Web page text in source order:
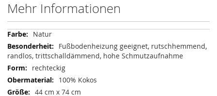
Mehr Informationen
Mehr
Informationen
Natur
Fußbodenheizung geeignet, rutschhemmend,
randlos, trittschalldämmend, hohe Schmutzaufnahme
rechteckig
100% Kokos
44 cm x 74 cm